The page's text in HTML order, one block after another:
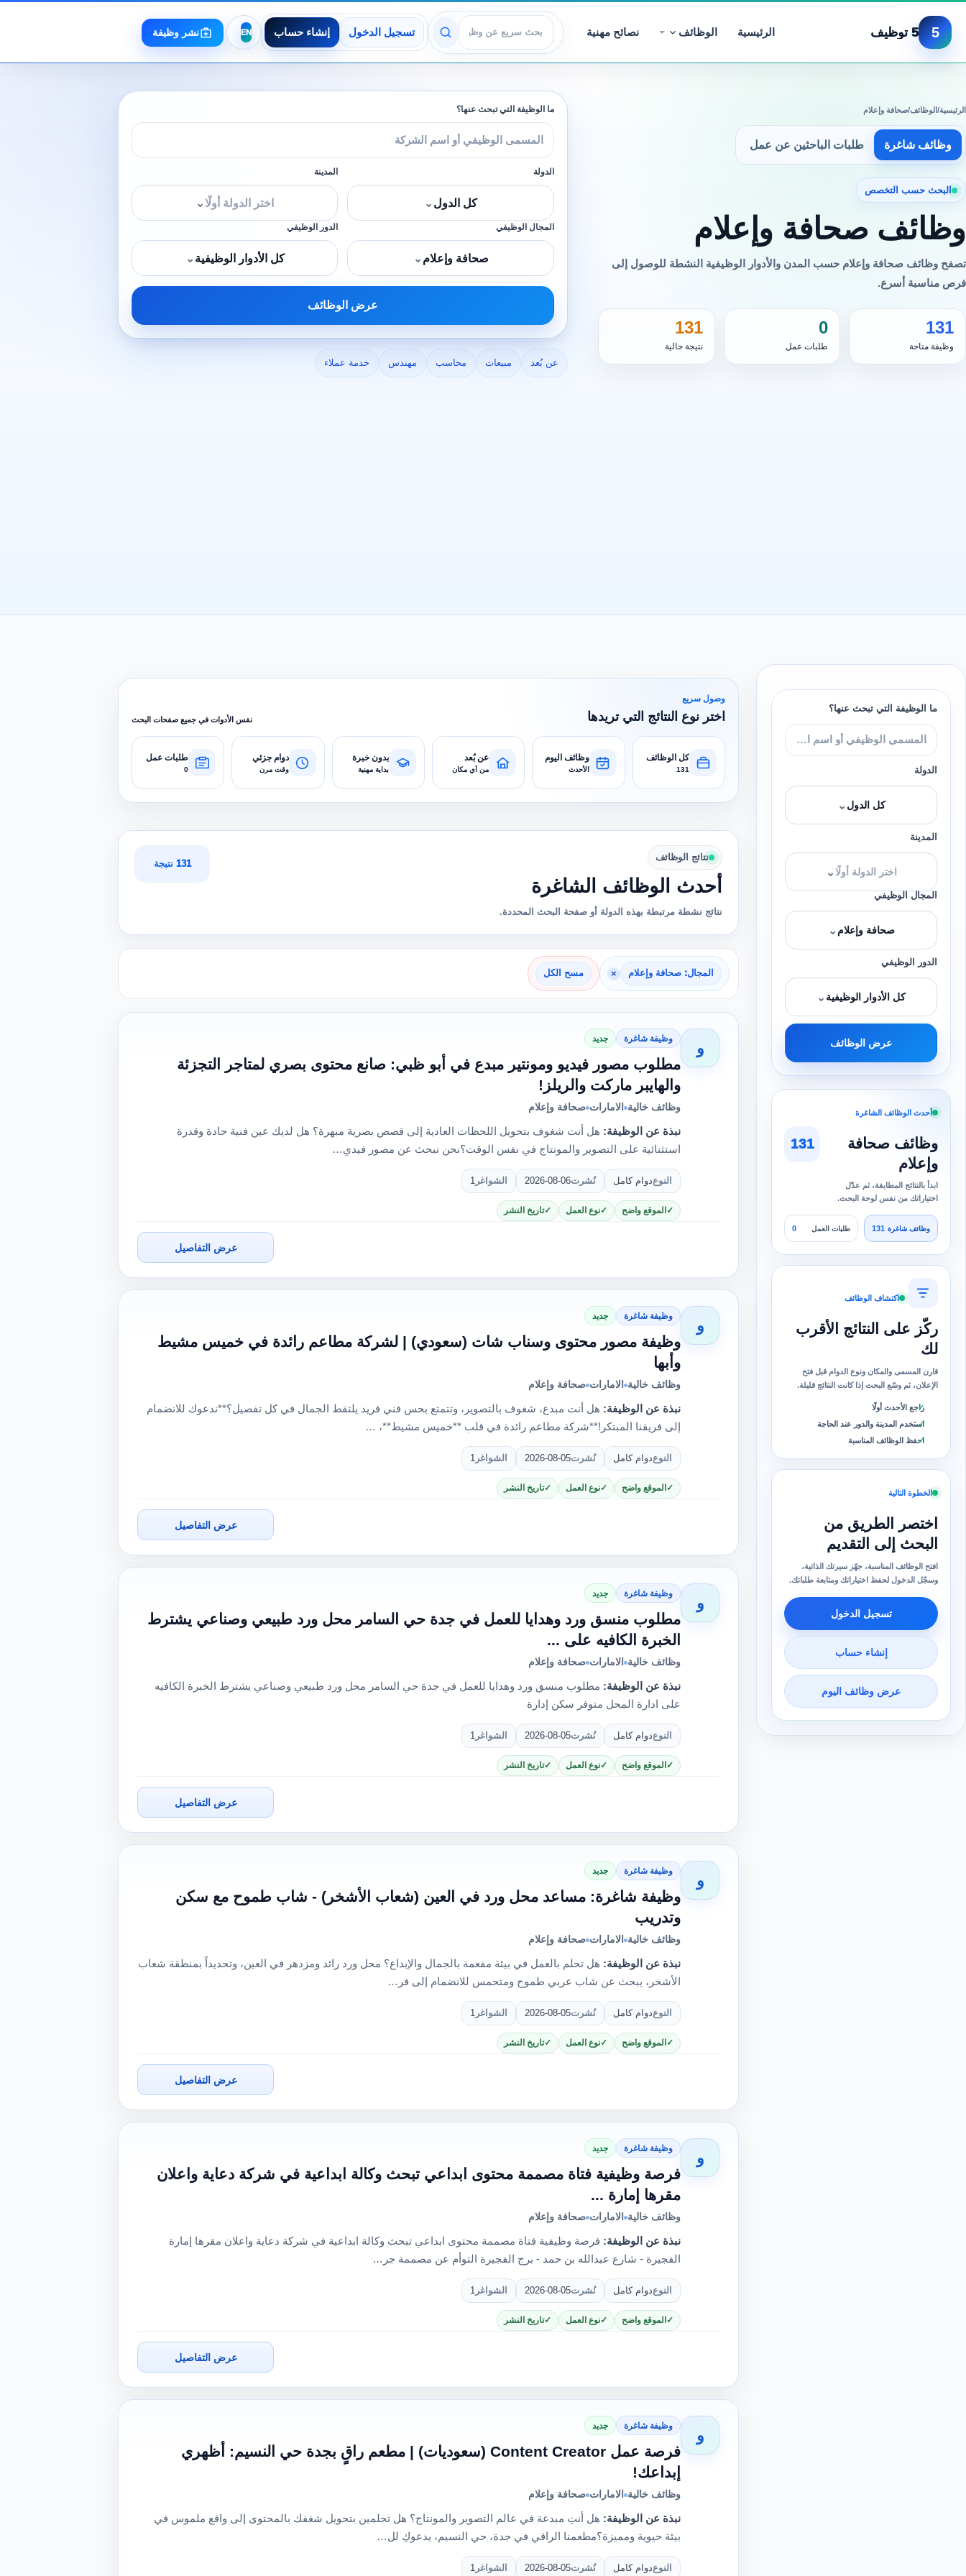
5 5 توظيف الرئيسية الوظائف نصائح مهنية
عرض الوظائف
تسجيل الدخول إنشاء حساب نشر وظيفة
الرئيسية/الوظائف/صحافة وإعلام
وظائف شاغرة طلبات الباحثين عن عمل
البحث حسب التخصص
وظائف صحافة وإعلام
تصفح وظائف صحافة وإعلام حسب المدن والأدوار الوظيفية النشطة للوصول إلى
فرص مناسبة أسرع.
131
وظيفة متاحة
0
طلبات عمل
131
نتيجة حالية
ما الوظيفة التي تبحث عنها؟
الدولة
كل الدول ⌄
المدينة
اختر الدولة أولًا⌄
المجال الوظيفي
صحافة وإعلام ⌄
الدور الوظيفي
كل الأدوار الوظيفية ⌄
عرض الوظائف
عن بُعد مبيعات محاسب مهندس خدمة عملاء
ما الوظيفة التي تبحث عنها؟
الدولة
كل الدول ⌄
المدينة
اختر الدولة أولًا⌄
المجال الوظيفي
صحافة وإعلام ⌄
الدور الوظيفي
كل الأدوار الوظيفية ⌄
عرض الوظائف
أحدث الوظائف الشاغرة
وظائف صحافة
وإعلام
ابدأ بالنتائج المطابقة، ثم عدّل
اختياراتك من نفس لوحة البحث.
131
وظائف شاغرة 131 طلبات العمل 0
اكتشاف الوظائف
ركّز على النتائج الأقرب
لك
قارن المسمى والمكان ونوع الدوام قبل فتح
الإعلان، ثم وسّع البحث إذا كانت النتائج قليلة.
راجع الأحدث أولًا
استخدم المدينة والدور عند الحاجة
احفظ الوظائف المناسبة
الخطوة التالية
اختصر الطريق من
البحث إلى التقديم
افتح الوظائف المناسبة، جهّز سيرتك الذاتية،
وسجّل الدخول لحفظ اختياراتك ومتابعة طلباتك.
تسجيل الدخول
إنشاء حساب
عرض وظائف اليوم
وصول سريع
اختر نوع النتائج التي تريدها نفس الأدوات في جميع صفحات البحث
كل الوظائف
131
وظائف اليوم
الأحدث
عن بُعد
من أي مكان
بدون خبرة
بداية مهنية
دوام جزئي
وقت مرن
طلبات عمل
0
نتائج الوظائف
أحدث الوظائف الشاغرة
نتائج نشطة مرتبطة بهذه الدولة أو صفحة البحث المحددة.
131 نتيجة
المجال: صحافة وإعلام × مسح الكل
و
وظيفة شاغرة جديد
مطلوب مصور فيديو ومونتير مبدع في أبو ظبي: صانع محتوى بصري لمتاجر التجزئة
والهايبر ماركت والريلز!
وظائف خالية الامارات صحافة وإعلام
نبذة عن الوظيفة: هل أنت شغوف بتحويل اللحظات العادية إلى قصص بصرية مبهرة؟ هل لديك عين فنية حادة وقدرة
استثنائية على التصوير والمونتاج في نفس الوقت؟نحن نبحث عن مصور فيدي…
النوعدوام كامل نُشرت2026-08-06 الشواغر 1
الموقع واضح نوع العمل تاريخ النشر
عرض التفاصيل
و
وظيفة شاغرة جديد
وظيفة مصور محتوى وسناب شات (سعودي) | لشركة مطاعم رائدة في خميس مشيط
وأبها
وظائف خالية الامارات صحافة وإعلام
نبذة عن الوظيفة: هل أنت مبدع، شغوف بالتصوير، وتتمتع بحس فني فريد يلتقط الجمال في كل تفصيل؟**ندعوك للانضمام
إلى فريقنا المبتكر!**شركة مطاعم رائدة في قلب **خميس مشيط**، …
النوعدوام كامل نُشرت2026-08-05 الشواغر 1
الموقع واضح نوع العمل تاريخ النشر
عرض التفاصيل
و
وظيفة شاغرة جديد
مطلوب منسق ورد وهدايا للعمل في جدة حي السامر محل ورد طبيعي وصناعي يشترط
الخبرة الكافيه على ...
وظائف خالية الامارات صحافة وإعلام
نبذة عن الوظيفة: مطلوب منسق ورد وهدايا للعمل في جدة حي السامر محل ورد طبيعي وصناعي يشترط الخبرة الكافيه
على ادارة المحل متوفر سكن إدارة
النوعدوام كامل نُشرت2026-08-05 الشواغر 1
الموقع واضح نوع العمل تاريخ النشر
عرض التفاصيل
و
وظيفة شاغرة جديد
وظيفة شاغرة: مساعد محل ورد في العين (شعاب الأشخر) - شاب طموح مع سكن
وتدريب
وظائف خالية الامارات صحافة وإعلام
نبذة عن الوظيفة: هل تحلم بالعمل في بيئة مفعمة بالجمال والإبداع؟ محل ورد رائد ومزدهر في العين، وتحديداً بمنطقة شعاب
الأشخر، يبحث عن شاب عربي طموح ومتحمس للانضمام إلى فر…
النوعدوام كامل نُشرت2026-08-05 الشواغر 1
الموقع واضح نوع العمل تاريخ النشر
عرض التفاصيل
و
وظيفة شاغرة جديد
فرصة وظيفية فتاة مصممة محتوى ابداعي تبحث وكالة ابداعية في شركة دعاية واعلان
مقرها إمارة ...
وظائف خالية الامارات صحافة وإعلام
نبذة عن الوظيفة: فرصة وظيفية فتاة مصممة محتوى ابداعي تبحث وكالة ابداعية في شركة دعاية واعلان مقرها إمارة
الفجيرة - شارع عبدالله بن حمد - برج الفجيرة التوأم عن مصممة جر…
النوعدوام كامل نُشرت2026-08-05 الشواغر 1
الموقع واضح نوع العمل تاريخ النشر
عرض التفاصيل
و
وظيفة شاغرة جديد
فرصة عمل Content Creator (سعوديات) | مطعم راقٍ بجدة حي النسيم: أظهري
إبداعك!
وظائف خالية الامارات صحافة وإعلام
نبذة عن الوظيفة: هل أنتِ مبدعة في عالم التصوير والمونتاج؟ هل تحلمين بتحويل شغفك بالمحتوى إلى واقع ملموس في
بيئة حيوية ومميزة؟مطعمنا الراقي في جدة، حي النسيم، يدعوكِ لل…
النوعدوام كامل نُشرت2026-08-05 الشواغر 1